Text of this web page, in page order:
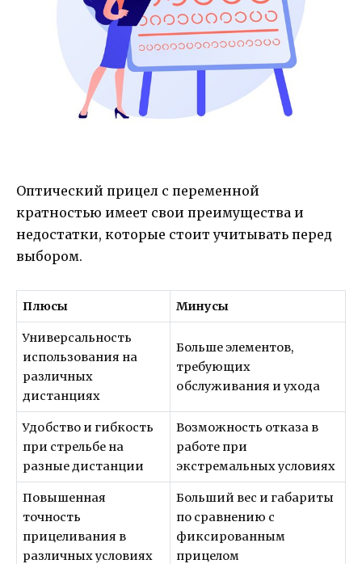
Оптический прицел с переменной
кратностью имеет свои преимущества и
недостатки, которые стоит учитывать перед
выбором.
Плюсы Минусы
Универсальность
использования на
различных
дистанциях
Больше элементов,
требующих
обслуживания и ухода
Удобство и гибкость
при стрельбе на
разные дистанции
Возможность отказа в
работе при
экстремальных условиях
Повышенная
точность
прицеливания в
различных условиях
Больший вес и габариты
по сравнению с
фиксированным
прицелом